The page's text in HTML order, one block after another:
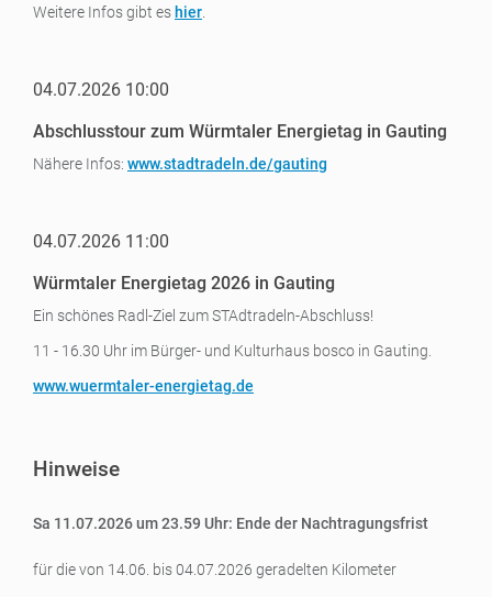
Weitere Infos gibt es hier
04.07.2026 10:00
Abschlusstour zum Würmtaler Energietag in Gauting
Nähere Infos: www.stadtradeln.de/gauting
04.07.2026 11:00
Würmtaler Energietag 2026 in Gauting
Ein schönes Radl-Ziel zum STAdtradeln-Abschluss!
11 - 16.30 Uhr im Bürger- und Kulturhaus bosco in Gauting.
www.wuermtaler-energietag.de
Hinweise
Sa 11.07.2026 um 23.59 Uhr: Ende der Nachtragungsfrist
für die von 14.06. bis 04.07.2026 geradelten Kilometer